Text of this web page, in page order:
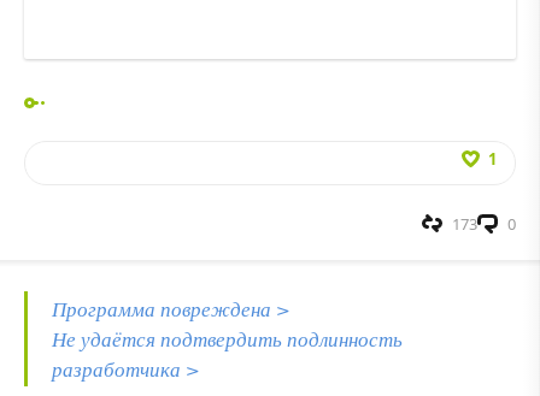
1
0
173
Программа повреждена >
Не удаётся подтвердить подлинность
разработчика >